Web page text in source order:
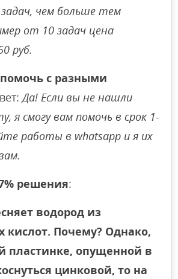
чем больше тем
от 10 задач цена
руб.
с разными
Да! Если вы не нашли
я смогу вам помочь в срок 1-
работы в whatsapp и я их
решения:
водород из
кислот. Почему? Однако,
пластинке, опущенной в
цинковой, то на